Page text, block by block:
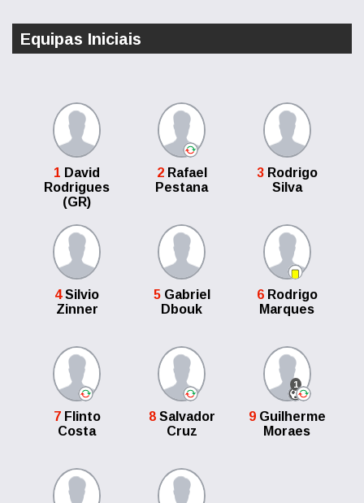
Equipas Iniciais
1 David
Rodrigues
(GR)
2Rafael
Pestana
3Rodrigo
Silva
4Silvio
Zinner
5Gabriel
Dbouk
6Rodrigo
Marques
7Flinto
Costa
8Salvador
Cruz
1
9Guilherme
Moraes